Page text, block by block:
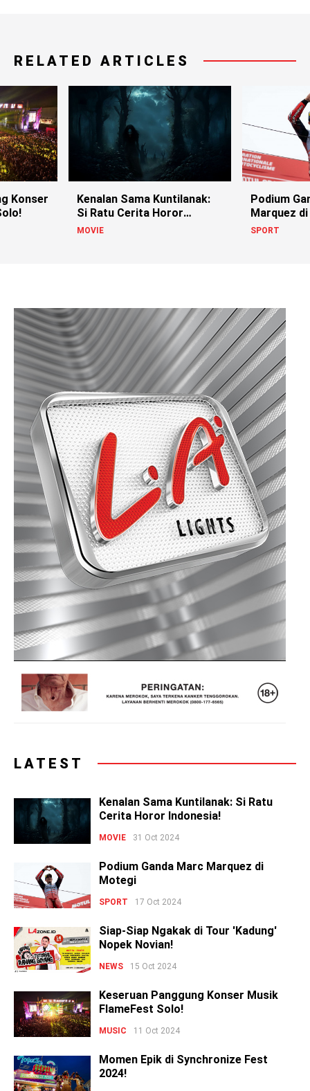
RELATED ARTICLES
Konser
Kenalan Sama Kuntilanak:
Si Ratu Cerita Horor
Indonesia!
MOVIE
Podium
Marquez
SPORT
LATEST
Kenalan Sama Kuntilanak: Si Ratu
Cerita Horor Indonesia!
MOVIE 31 Oct 2024
Podium Ganda Marc Marquez di
Motegi
SPORT 17 Oct 2024
Siap-Siap Ngakak di Tour 'Kadung'
Nopek Novian!
NEWS 15 Oct 2024
Keseruan Panggung Konser Musik
FlameFest Solo!
MUSIC 11 Oct 2024
Momen Epik di Synchronize Fest
2024!